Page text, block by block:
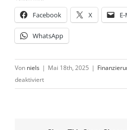
Facebook X
WhatsApp
Von niels | Mai 18th, 2025 |
deaktiviertfür
Leasing: